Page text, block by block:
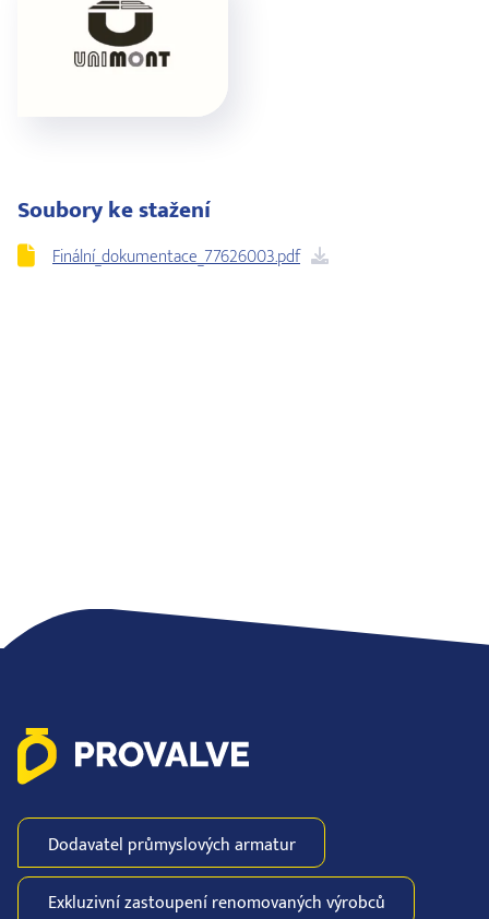
Soubory ke stažení
Finální_dokumentace_77626003.pdf
Dodavatel průmyslovýcharmatur
Exkluzivní zastoupenírenomovanýchvýrobců